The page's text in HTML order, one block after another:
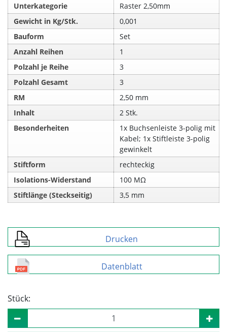
Unterkategorie
Raster 2,50mm
Gewicht in Kg/Stk.
0,001
Bauform
Set
Anzahl Reihen
1
Polzahl je Reihe
3
Polzahl Gesamt
3
RM
2,50 mm
Inhalt
2 Stk.
Besonderheiten
1x Buchsenleiste 3-polig mit
Kabel; 1x Stiftleiste 3-polig
gewinkelt
Stiftform
rechteckig
Isolations-Widerstand
100 MΩ
Stiftlänge (Steckseitig)
3,5 mm
Drucken
Datenblatt
Stück: